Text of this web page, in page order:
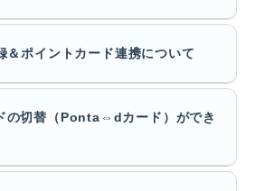
＆ポイントカード連携について
の切替（Ponta⇔dカード）ができ